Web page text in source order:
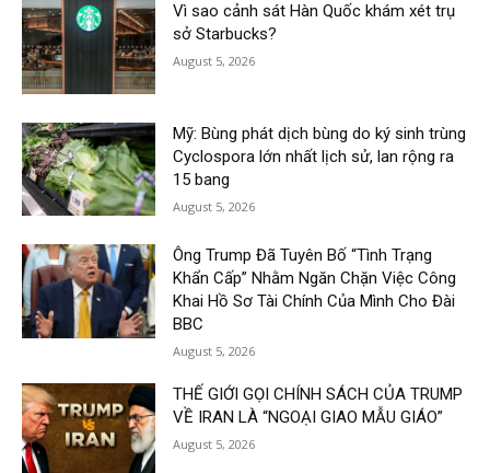
Vì sao cảnh sát Hàn Quốc khám xét trụ
sở Starbucks?
August 5, 2026
Mỹ: Bùng phát dịch bùng do ký sinh trùng
Cyclospora lớn nhất lịch sử, lan rộng ra
15 bang
August 5, 2026
Ông Trump Đã Tuyên Bố “Tình Trạng
Khẩn Cấp” Nhằm Ngăn Chặn Việc Công
Khai Hồ Sơ Tài Chính Của Mình Cho Đài
BBC
August 5, 2026
THẾ GIỚI GỌI CHÍNH SÁCH CỦA TRUMP
VỀ IRAN LÀ “NGOẠI GIAO MẪU GIÁO”
August 5, 2026